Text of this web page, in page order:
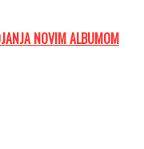
NOVIM ALBUMOM